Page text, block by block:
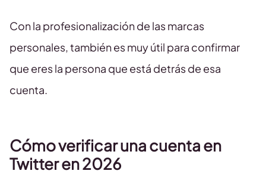
Con la profesionalización de las marcas
personales, también es muy útil para confirmar
que eres la persona que está detrás de esa
cuenta.
Cómo verificar una cuenta en
Twitter en 2026